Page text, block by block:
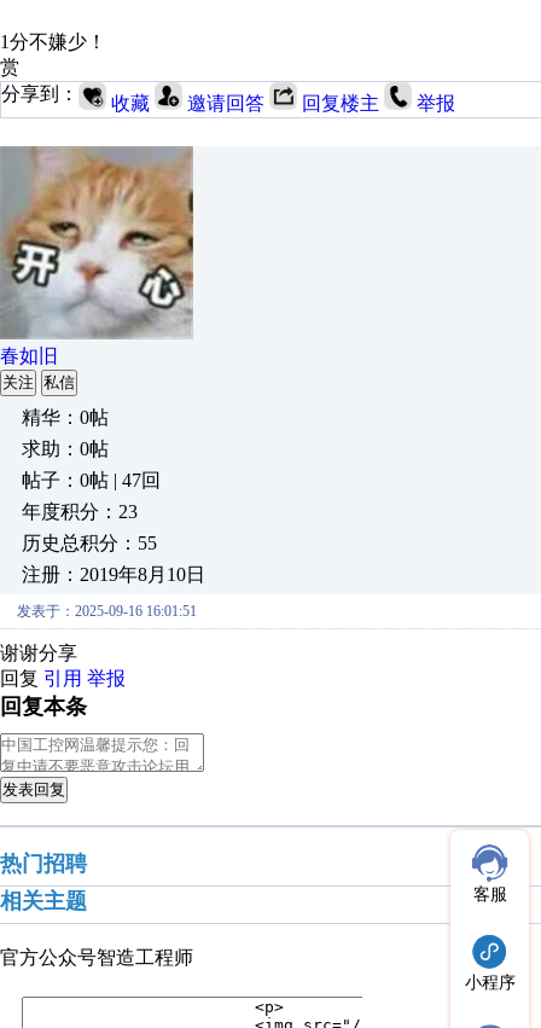
1分不嫌少！
赏
分享到：
收藏 邀请回答 回复楼主 举报
春如旧
关注 私信
精华：0帖
求助：0帖
帖子：0帖 | 47回
年度积分：23
历史总积分：55
注册：2019年8月10日
发表于：2025-09-16 16:01:51
谢谢分享
回复 引用 举报
回复本条
发表回复
热门招聘
相关主题
官方公众号智造工程师
客服
小程序